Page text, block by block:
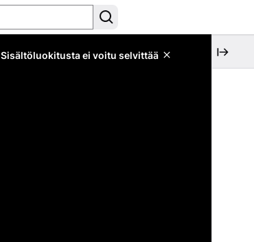
Sisältöluokitusta ei voitu selvittää